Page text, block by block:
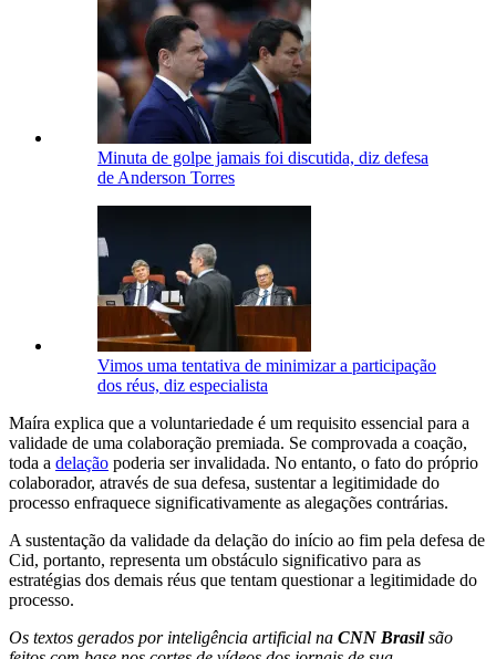
Minuta de golpe jamais foi discutida, diz defesa
de Anderson Torres
Vimos uma tentativa de minimizar a participação
dos réus, diz especialista
Maíra explica que a voluntariedade é um requisito essencial para a
validade de uma colaboração premiada. Se comprovada a coação,
toda a delação poderia ser invalidada. No entanto, o fato do próprio
colaborador, através de sua defesa, sustentar a legitimidade do
processo enfraquece significativamente as alegações contrárias.
A sustentação da validade da delação do início ao fim pela defesa de
Cid, portanto, representa um obstáculo significativo para as
estratégias dos demais réus que tentam questionar a legitimidade do
processo.
Os textos gerados por inteligência artificial na CNN Brasilsão